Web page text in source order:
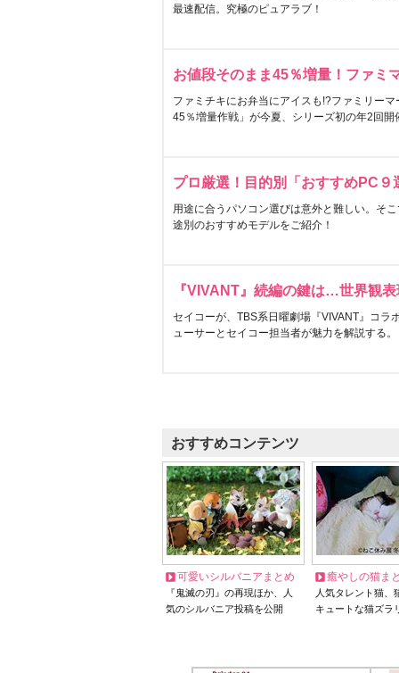
最速配信。究極のピュアラブ！
お値段そのまま45％増量！ファミ
ファミチキにお弁当にアイスも!?ファミリー
45％増量作戦」が今夏、シリーズ初の年2回開
プロ厳選！目的別「おすすめPC９
用途に合うパソコン選びは意外と難しい。そ
途別のおすすめモデルをご紹介！
『VIVANT』続編の鍵は…世界観
セイコーが、TBS系日曜劇場『VIVANT』コラ
ューサーとセイコー担当者が魅力を解説する。
おすすめコンテンツ
可愛いシルバニアまとめ
『鬼滅の刃』の再現ほか、人
気のシルバニア投稿を公開
癒やしの猫ま
人気タレント猫
キュートな猫ズラ